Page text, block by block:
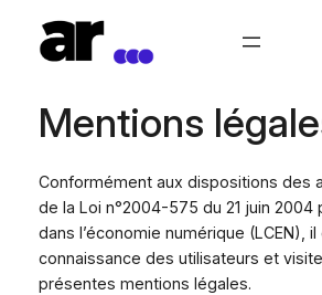
Mentions
Conformément aux dispositions des
de la Loi n°2004-575 du 21 juin 2004
dans l’économie numérique (LCEN),
connaissance des utilisateurs et
présentes mentions légales.